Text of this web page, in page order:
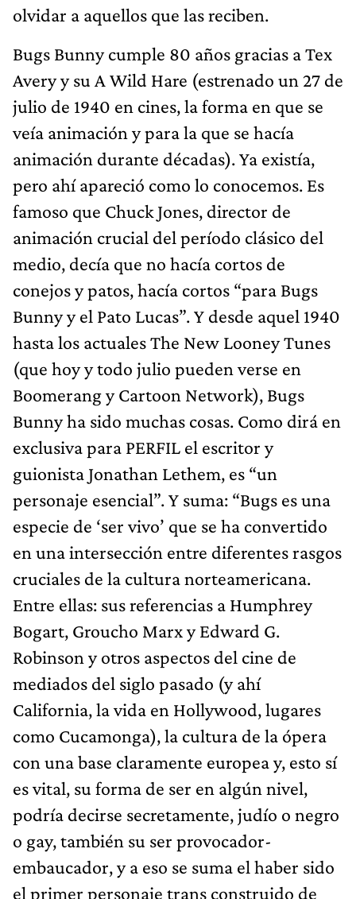
olvidar a aquellos que las reciben.
Bugs Bunny cumple 80 años gracias a Tex
Avery y su A Wild Hare (estrenado un 27 de
julio de 1940 en cines, la forma en que se
veía animación y para la que se hacía
animación durante décadas). Ya existía,
pero ahí apareció como lo conocemos. Es
famoso que Chuck Jones, director de
animación crucial del período clásico del
medio, decía que no hacía cortos de
conejos y patos, hacía cortos “para Bugs
Bunny y el Pato Lucas”. Y desde aquel 1940
hasta los actuales The New Looney Tunes
(que hoy y todo julio pueden verse en
Boomerang y Cartoon Network), Bugs
Bunny ha sido muchas cosas. Como dirá en
exclusiva para PERFIL el escritor y
guionista Jonathan Lethem, es “un
personaje esencial”. Y suma: “Bugs es una
especie de ‘ser vivo’ que se ha convertido
en una intersección entre diferentes rasgos
cruciales de la cultura norteamericana.
Entre ellas: sus referencias a Humphrey
Bogart, Groucho Marx y Edward G.
Robinson y otros aspectos del cine de
mediados del siglo pasado (y ahí
California, la vida en Hollywood, lugares
como Cucamonga), la cultura de la ópera
con una base claramente europea y, esto sí
es vital, su forma de ser en algún nivel,
podría decirse secretamente, judío o negro
o gay, también su ser provocador-
embaucador, y a eso se suma el haber sido
el primer personaje trans construido de